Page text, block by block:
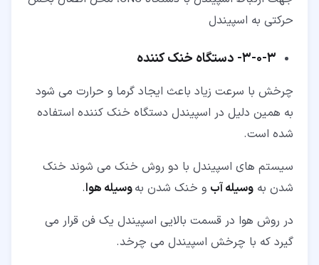
حرکتی به اسپیندل
۳‏-‏۰‏-‏۳‏- دستگاه خنک کننده
چرخش با سرعت زیاد باعث ایجاد گرما و حرارت می شود
به همین دلیل در اسپیندل دستگاه خنک کننده استفاده
شده است.
سیستم های اسپیندل با دو روش خنک می شوند خنک
شدن به وسیله آب و خنک شدن بهوسیله هوا.
در روش هوا در قسمت بالایی اسپیندل یک فن قرار می
گیرد که با چرخش اسپیندل می چرخد.